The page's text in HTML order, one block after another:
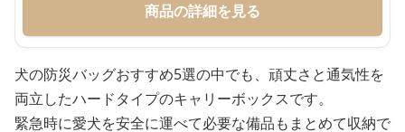
商品の詳細を見る
犬の防災バッグおすすめ5選の中でも、頑丈さと通気性を
両立したハードタイプのキャリーボックスです。
緊急時に愛犬を安全に運べて必要な備品もまとめて収納で